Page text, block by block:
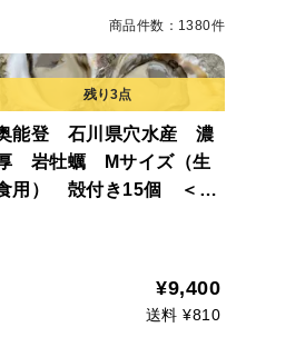
商品件数：1380件
能登 石川県穴水産 濃
岩牡蠣 Mサイズ（生
用） 殻付き15個 ＜25
¥9,400
送料 ¥810